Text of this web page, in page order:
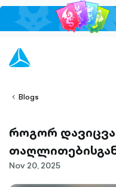
Blogs
როგორ
Nov 20, 2025